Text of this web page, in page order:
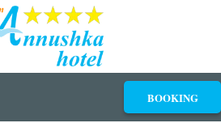
BOOKING